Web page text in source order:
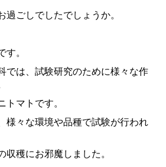
ごしでしたでしょうか。
。
では、試験研究のために様々な作
マトです。
様々な環境や品種で試験が行われ
穫にお邪魔しました。